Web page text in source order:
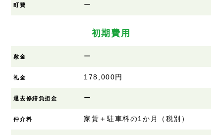
町費 ー
初期費用
敷金 ー
礼金 178,000円
退去修繕負担金 ー
仲介料 家賃＋駐車料の1か月（税別）